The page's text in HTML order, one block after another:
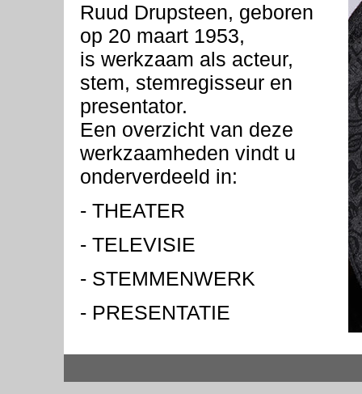
Ruud Drupsteen, geboren
op 20 maart 1953,
is werkzaam als acteur,
stem, stemregisseur en
presentator.
Een overzicht van deze
werkzaamheden vindt u
onderverdeeld in:
- THEATER
- TELEVISIE
- STEMMENWERK
- PRESENTATIE